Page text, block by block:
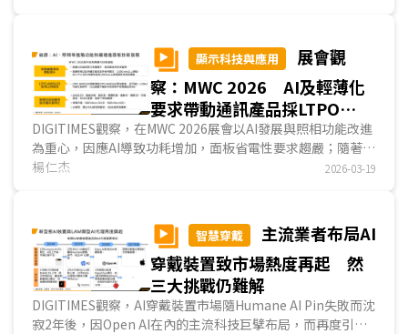
者購買意願。另一方面，品牌業者與開發者也正雙軌推動AI
Agent發展，例如阿里巴巴透過千問AI眼鏡垂直整合阿里生態
系服務，開發者則推動Meta、Rokid等AI眼鏡接入OpenClaw
開源專案，顯示AI眼鏡正逐步朝AI Agent入口方向發展。...
顯示科技與應用
展會觀
察：MWC 2026 AI及輕薄化
要求帶動通訊產品採LTPO
AMOLED比重增加
DIGITIMES觀察，在MWC 2026展會以AI發展與照相功能改進
為重心，因應AI導致功耗增加，面板省電性要求趨嚴；隨著照
相功能改善，DCI-P3 100%的色彩飽和度成為高階智慧型手
品採用...
楊仁杰 2026-03-19
智慧穿戴
主流業者布局AI
穿戴裝置致市場熱度再起 然
三大挑戰仍難解
DIGITIMES觀察，AI穿戴裝置市場隨Humane AI Pin失敗而沈
寂2年後，因Open AI在內的主流科技巨擘布局，而再度引起